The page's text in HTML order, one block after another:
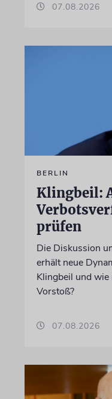
07.08.2026
BERLIN
Klingbeil:
prüfen
Die Diskussion
erhält neue
Klingbeil und wie
Vorstoß?
07.08.2026